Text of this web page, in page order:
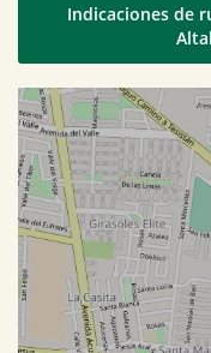
Indicaciones de